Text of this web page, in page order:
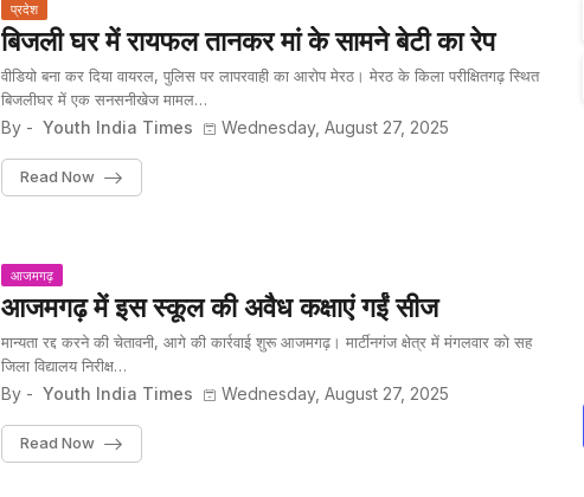
प्रदेश
बिजली घर में रायफल तानकर मां के सामने बेटी का रेप
वीडियो बना कर दिया वायरल, पुलिस पर लापरवाही का आरोप मेरठ। मेरठ के किला परीक्षितगढ़ स्थित
बिजलीघर में एक सनसनीखेज मामल…
By - Youth India Times Wednesday, August 27, 2025
Read Now
आजमगढ़
आजमगढ़ में इस स्कूल की अवैध कक्षाएं गईं सीज
मान्यता रद्द करने की चेतावनी, आगे की कार्रवाई शुरू आजमगढ़। मार्टीनगंज क्षेत्र में मंगलवार को सह
जिला विद्यालय निरीक्ष…
By - Youth India Times Wednesday, August 27, 2025
Read Now